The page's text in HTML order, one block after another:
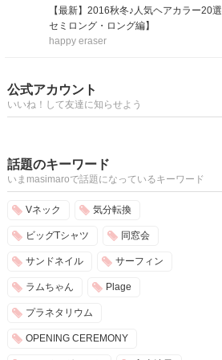
【最新】2016秋冬♪人気ヘアカラー20選
セミロング・ロング編】
happy eraser
公式アカウント
いいね！して友達に知らせよう
話題のキーワード
いまmasimaroで話題になっているキーワード
Vネック 気分転換
ビッグTシャツ 同窓会
サンドネイル サーフィン
ラムちゃん Plage
プラネタリウム
OPENING CEREMONY